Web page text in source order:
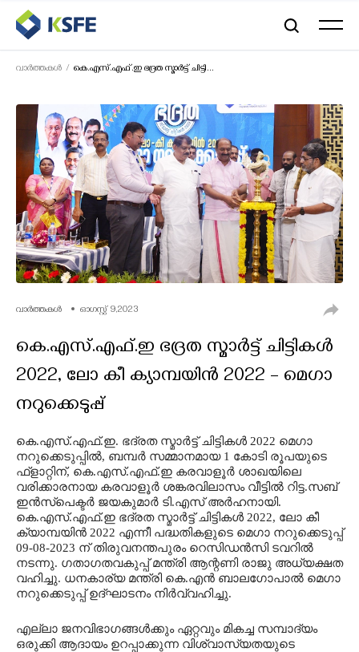
വാര്‍ത്തകള്‍ കെ.എസ്.എഫ്.ഇ ഭദ്രത സ്മാർട്ട് ചിട്ടി...
വാർത്തകൾ ഓഗസ്റ്റ് 9,2023
കെ.എസ്.എഫ്.ഇ ഭദ്രത സ്മാർട്ട് ചിട്ടികൾ
2022, ലോ കീ ക്യാമ്പയിൻ 2022 – മെഗാ
നറുക്കെടുപ്പ്
കെ.എസ്.എഫ്.ഇ. ഭദ്രത സ്മാർട്ട് ചിട്ടികൾ 2022 മെഗാ
നറുക്കെടുപ്പിൽ, ബമ്പർ സമ്മാനമായ 1 കോടി രൂപയുടെ
ഫ്ളാറ്റിന്, കെ.എസ്.എഫ്.ഇ കരവാളൂർ ശാഖയിലെ
വരിക്കാരനായ കരവാളൂർ ശങ്കരവിലാസം വീട്ടിൽ റിട്ട.സബ്
ഇൻസ്പെക്ടർ ജയകുമാർ ടി.എസ് അർഹനായി.
കെ.എസ്.എഫ്.ഇ ഭദ്രത സ്മാർട്ട് ചിട്ടികൾ 2022, ലോ കീ
ക്യാമ്പയിൻ 2022 എന്നീ പദ്ധതികളുടെ മെഗാ നറുക്കെടുപ്പ്
09-08-2023 ന് തിരുവനന്തപുരം റെസിഡൻസി ടവറിൽ
നടന്നു. ഗതാഗതവകുപ്പ് മന്ത്രി ആന്റണി രാജു അധ്യക്ഷത
വഹിച്ചു. ധനകാര്യ മന്ത്രി കെ.എൻ ബാലഗോപാൽ മെഗാ
നറുക്കെടുപ്പ് ഉദ്ഘാടനം നിർവ്വഹിച്ചു.
എല്ലാ ജനവിഭാഗങ്ങൾക്കും ഏറ്റവും മികച്ച സമ്പാദ്യം
ഒരുക്കി ആദായം ഉറപ്പാക്കുന്ന വിശ്വാസ്യതയുടെ